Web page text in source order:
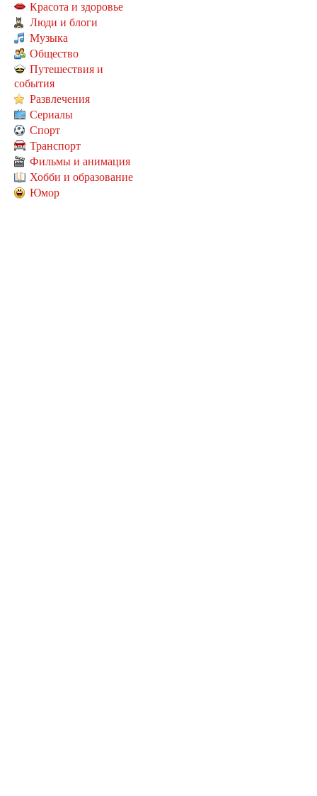
Красота и здоровье
Люди и блоги
Музыка
Общество
Путешествия и
события
Развлечения
Сериалы
Спорт
Транспорт
Фильмы и анимация
Хобби и образование
Юмор